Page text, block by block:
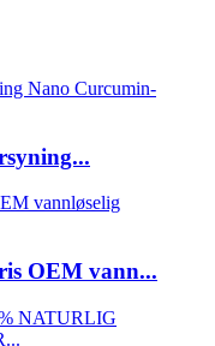
OEM vann...